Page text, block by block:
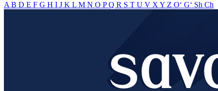
A B D E F G H I J K L M N O PQ R S T U V X Y Z O‘ G‘ Sh Ch